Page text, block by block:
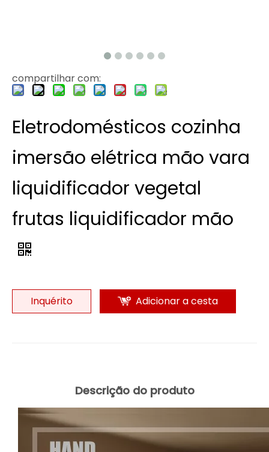
compartilhar com:
Eletrodomésticos cozinha
imersão elétrica mão vara
liquidificador vegetal
frutas liquidificador mão
Inquérito Adicionar a cesta
Descrição do produto